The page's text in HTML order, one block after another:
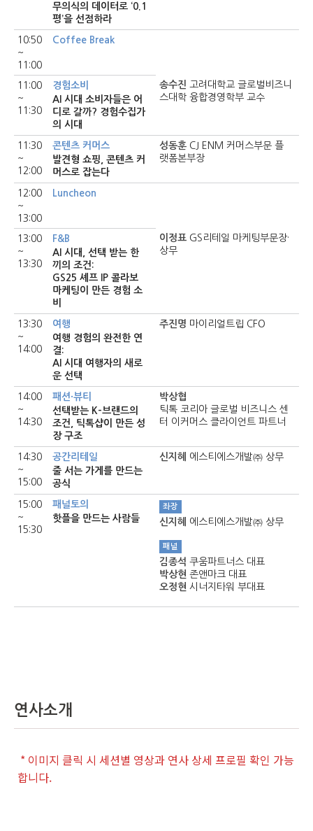
무의식의 데이터로 ‘0.1
평’을 선점하라
10:50
~
11:00
Coffee Break
11:00
~
11:30
경험소비
AI 시대 소비자들은 어
디로 갈까? 경험수집가
의 시대
송수진 고려대학교 글로벌비즈니
스대학 융합경영학부 교수
11:30
~
12:00
콘텐츠 커머스
발견형 쇼핑, 콘텐츠 커
머스로 잡는다
성동훈 CJ ENM 커머스부문 플
랫폼본부장
12:00
~
13:00
Luncheon
13:00
~
13:30
F&B
AI 시대, 선택 받는 한
끼의 조건:
GS25 셰프 IP 콜라보
마케팅이 만든 경험 소
비
이정표 GS리테일 마케팅부문장·
상무
13:30
~
14:00
여행
여행 경험의 완전한 연
결:
AI 시대 여행자의 새로
운 선택
주진명 마이리얼트립 CFO
14:00
~
14:30
패션·뷰티
선택받는 K-브랜드의
조건, 틱톡샵이 만든 성
장 구조
박상협
틱톡 코리아 글로벌 비즈니스 센
터 이커머스 클라이언트 파트너
14:30
~
15:00
공간리테일
줄 서는 가게를 만드는
공식
신지혜 에스티에스개발㈜ 상무
15:00
~
15:30
패널토의
핫플을 만드는 사람들
좌장
신지혜 에스티에스개발㈜ 상무
패널
김종석 쿠움파트너스 대표
박상현 존앤마크 대표
오정현 시너지타워 부대표
연사소개
* 이미지 클릭 시 세션별 영상과 연사 상세 프로필 확인 가능
합니다.